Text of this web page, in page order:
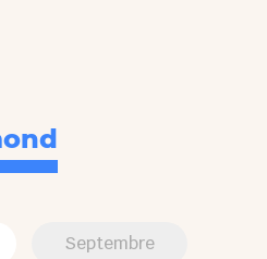
Septembre